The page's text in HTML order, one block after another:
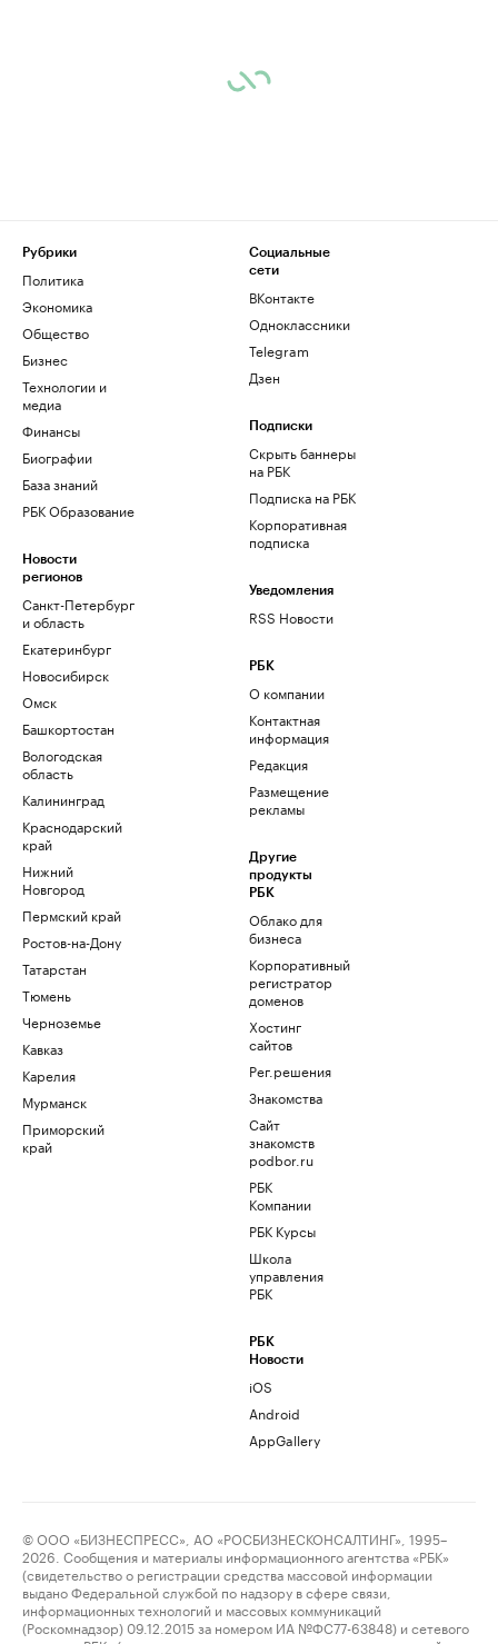
Рубрики
Политика
Экономика
Общество
Бизнес
Технологии и
медиа
Финансы
Биографии
База знаний
РБК Образование
Новости
регионов
Санкт-Петербург
и область
Екатеринбург
Новосибирск
Омск
Башкортостан
Вологодская
область
Калининград
Краснодарский
край
Нижний
Новгород
Пермский край
Ростов-на-Дону
Татарстан
Тюмень
Черноземье
Кавказ
Карелия
Мурманск
Приморский
край
Социальные
сети
ВКонтакте
Одноклассники
Telegram
Дзен
Подписки
Скрыть баннеры
на РБК
Подписка на РБК
Корпоративная
подписка
Уведомления
RSS Новости
РБК
О компании
Контактная
информация
Редакция
Размещение
рекламы
Другие
продукты
РБК
Облако для
бизнеса
Корпоративный
регистратор
доменов
Хостинг
сайтов
Рег.решения
Знакомства
Сайт
знакомств
podbor.ru
РБК
Компании
РБК Курсы
Школа
управления
РБК
РБК
Новости
iOS
Android
AppGallery
© ООО «БИЗНЕСПРЕСС», АО «РОСБИЗНЕСКОНСАЛТИНГ», 1995–
2026. Сообщения и материалы информационного агентства «РБК»
(свидетельство о регистрации средства массовой информации
выдано Федеральной службой по надзору в сфере связи,
информационных технологий и массовых коммуникаций
(Роскомнадзор) 09.12.2015 за номером ИА №ФС77-63848) и сетевого